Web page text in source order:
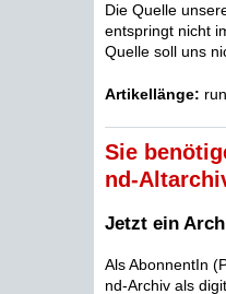
Die Quelle
entspringt nicht
Quelle soll uns
Artikellänge:
Sie
nd-
Jetzt ein
Als AbonnentIn
nd-Archiv als